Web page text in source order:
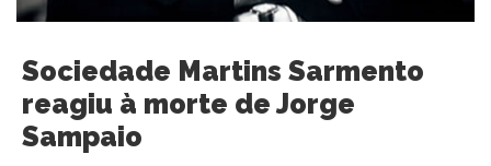
Sociedade Martins Sarmento
reagiu à morte de Jorge
Sampaio